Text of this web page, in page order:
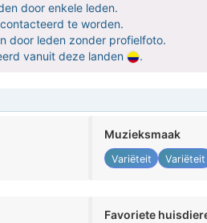
door enkele leden.
te worden.
door leden zonder profielfoto.
vanuit deze landen
.
Muzieksmaak
Variëteit Variëteit
Favoriete